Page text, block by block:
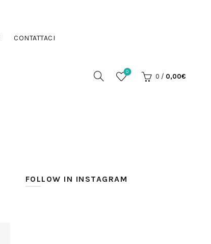
CONTATTACI
0
0 / 0,00€
FOLLOW IN INSTAGRAM